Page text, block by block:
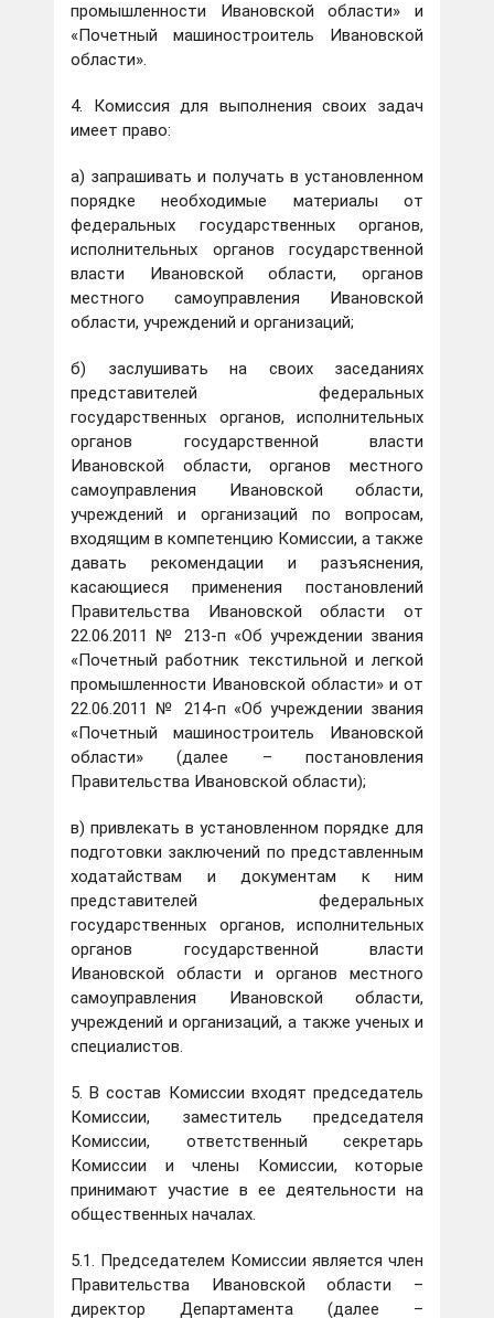
промышленности Ивановской области» и
«Почетный машиностроитель Ивановской
области».
4. Комиссия для выполнения своих задач
имеет право:
а) запрашивать и получать в установленном
порядке необходимые материалы от
федеральных государственных органов,
исполнительных органов государственной
власти Ивановской области, органов
местного самоуправления Ивановской
области, учреждений и организаций;
б) заслушивать на своих заседаниях
представителей федеральных
государственных органов, исполнительных
органов государственной власти
Ивановской области, органов местного
самоуправления Ивановской области,
учреждений и организаций по вопросам,
входящим в компетенцию Комиссии, а также
давать рекомендации и разъяснения,
касающиеся применения постановлений
Правительства Ивановской области от
22.06.2011 № 213-п «Об учреждении звания
«Почетный работник текстильной и легкой
промышленности Ивановской области» и от
22.06.2011 № 214-п «Об учреждении звания
«Почетный машиностроитель Ивановской
области» (далее – постановления
Правительства Ивановской области);
в) привлекать в установленном порядке для
подготовки заключений по представленным
ходатайствам и документам к ним
представителей федеральных
государственных органов, исполнительных
органов государственной власти
Ивановской области и органов местного
самоуправления Ивановской области,
учреждений и организаций, а также ученых и
специалистов.
5. В состав Комиссии входят председатель
Комиссии, заместитель председателя
Комиссии, ответственный секретарь
Комиссии и члены Комиссии, которые
принимают участие в ее деятельности на
общественных началах.
5.1. Председателем Комиссии является член
Правительства Ивановской области –
директор Департамента (далее –